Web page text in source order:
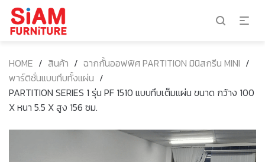
HOME / สินค้า / ฉากกั้นออฟฟิศ PARTITION มินิสกรีน MINI /
พาร์ติชั่นแบบทึบทั้งแผ่น /
PARTITION SERIES 1 รุ่น PF 1510 แบบทึบเต็มแผ่น ขนาด กว้าง 100
X หนา 5.5 X สูง 156 ซม.